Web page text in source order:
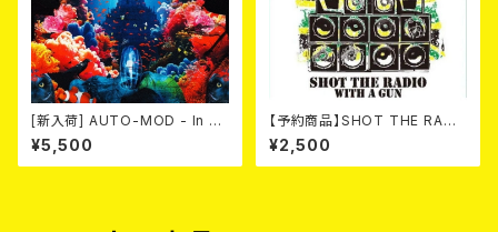
[新入荷] AUTO-MOD - In Th
e Wake Of KING AUTO-MO
D（CD+DVD/初回限定盤）
¥5,500
【予約商品】SHOT THE RADI
O WITH A GUN / SOUND RI
OT (CD)【8月８日発売】
¥2,500